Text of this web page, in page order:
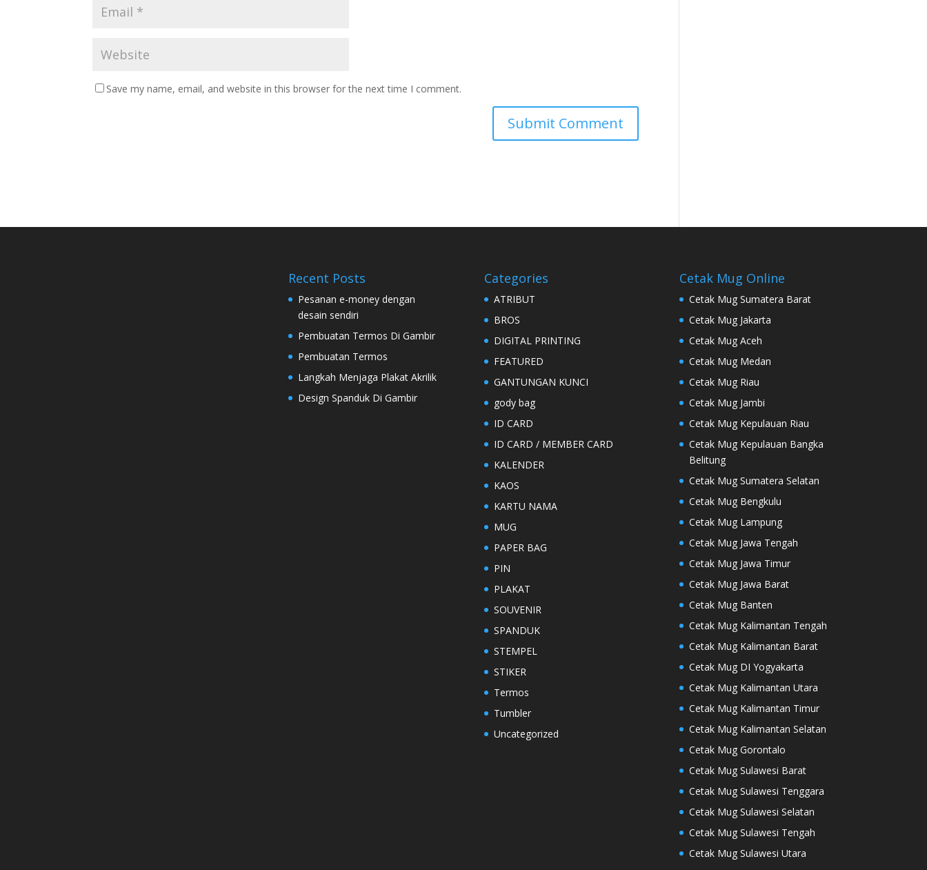
Save my name, email, and website in this browser for the next time I comment.
Recent Posts
Pesanan e-money dengan
desain sendiri
Pembuatan Termos Di Gambir
Pembuatan Termos
Langkah Menjaga Plakat Akrilik
Design Spanduk Di Gambir
Categories
ATRIBUT
BROS
DIGITAL PRINTING
FEATURED
GANTUNGAN KUNCI
gody bag
ID CARD
ID CARD / MEMBER CARD
KALENDER
KAOS
KARTU NAMA
MUG
PAPER BAG
PIN
PLAKAT
SOUVENIR
SPANDUK
STEMPEL
STIKER
Termos
Tumbler
Uncategorized
Cetak Mug Online
Cetak Mug Sumatera Barat
Cetak Mug Jakarta
Cetak Mug Aceh
Cetak Mug Medan
Cetak Mug Riau
Cetak Mug Jambi
Cetak Mug Kepulauan Riau
Cetak Mug Kepulauan Bangka
Belitung
Cetak Mug Sumatera Selatan
Cetak Mug Bengkulu
Cetak Mug Lampung
Cetak Mug Jawa Tengah
Cetak Mug Jawa Timur
Cetak Mug Jawa Barat
Cetak Mug Banten
Cetak Mug Kalimantan Tengah
Cetak Mug Kalimantan Barat
Cetak Mug DI Yogyakarta
Cetak Mug Kalimantan Utara
Cetak Mug Kalimantan Timur
Cetak Mug Kalimantan Selatan
Cetak Mug Gorontalo
Cetak Mug Sulawesi Barat
Cetak Mug Sulawesi Tenggara
Cetak Mug Sulawesi Selatan
Cetak Mug Sulawesi Tengah
Cetak Mug Sulawesi Utara